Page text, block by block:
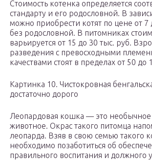
Стоимость котенка определяется
стандарту и его родословной. В
можно приобрести котят по цене от 7
без родословной. В питомниках
варьируется от 15 до 30 тыс. руб.
разведения с превосходными
качествами стоят в пределах от 50 до
Картинка 10. Чистокровная
достаточно дорого
Леопардовая кошка — это
животное. Окрас такого питомца
леопарда. Взяв в свою семью такого
необходимо позаботиться об
правильного воспитания и должного